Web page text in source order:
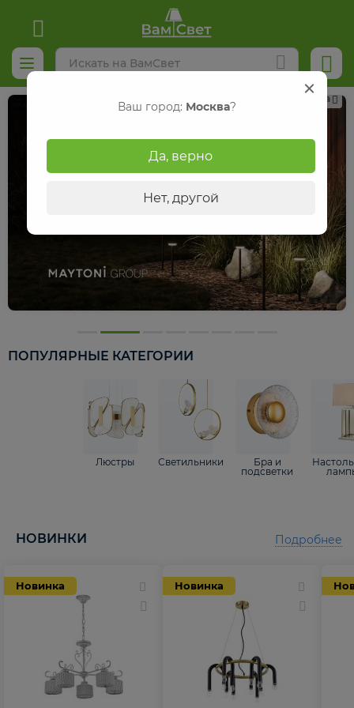
Реклама
ПОПУЛЯРНЫЕ КАТЕГОРИИ
Люстры Светильники
Бра и
подсветки
НОВИНКИ
Новинка Новинка
Подробнее
Ваш город: Москва?
Да, верно
Нет, другой